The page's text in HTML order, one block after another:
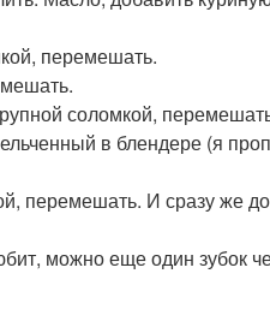
перемешать.
соломкой,
в блендере (я
перемешать. И сразу же
можно еще один зубок